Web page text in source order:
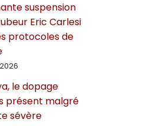
suspension
Eric Carlesi
protocoles de
le dopage
présent malgré
sévère